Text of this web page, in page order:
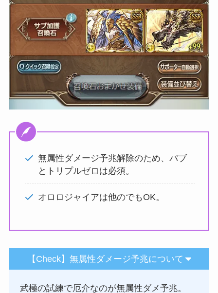
無属性ダメージ予兆解除のため、バブ
とトリプルゼロは必須。
オロロジャイアは他のでもOK。
【Check】無属性ダメージ予兆について
武極の試練で厄介なのが無属性ダメ予兆。